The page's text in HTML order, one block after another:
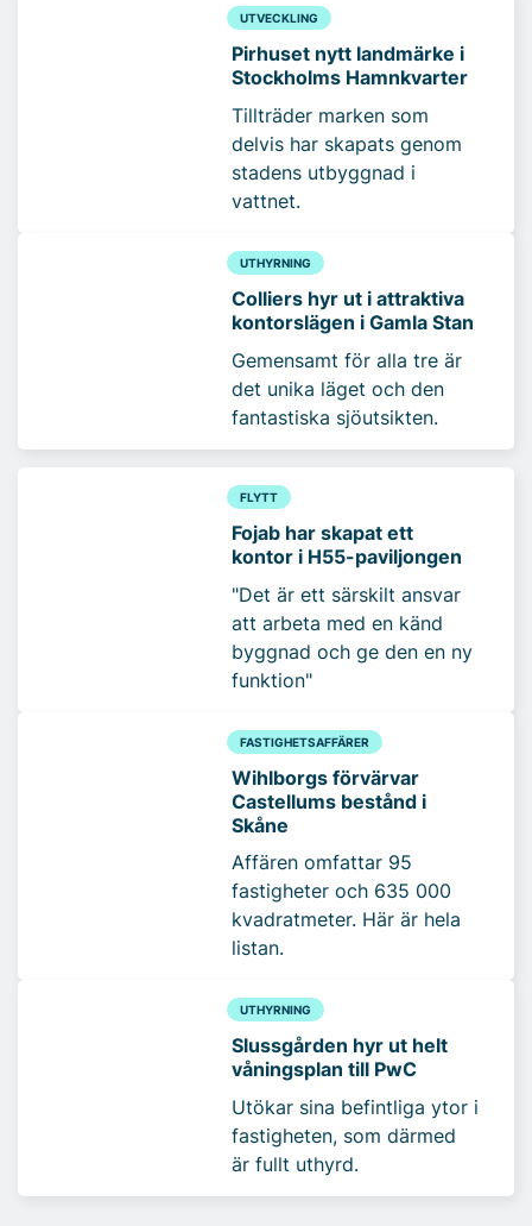
UTVECKLING
Pirhuset nytt landmärke i
Stockholms Hamnkvarter
Tillträder marken som
delvis har skapats genom
stadens utbyggnad i
vattnet.
UTHYRNING
Colliers hyr ut i attraktiva
kontorslägen i Gamla Stan
Gemensamt för alla tre är
det unika läget och den
fantastiska sjöutsikten.
FLYTT
Fojab har skapat ett
kontor i H55-paviljongen
"Det är ett särskilt ansvar
att arbeta med en känd
byggnad och ge den en ny
funktion"
FASTIGHETSAFFÄRER
Wihlborgs förvärvar
Castellums bestånd i
Skåne
Affären omfattar 95
fastigheter och 635 000
kvadratmeter. Här är hela
listan.
UTHYRNING
Slussgården hyr ut helt
våningsplan till PwC
Utökar sina befintliga ytor i
fastigheten, som därmed
är fullt uthyrd.